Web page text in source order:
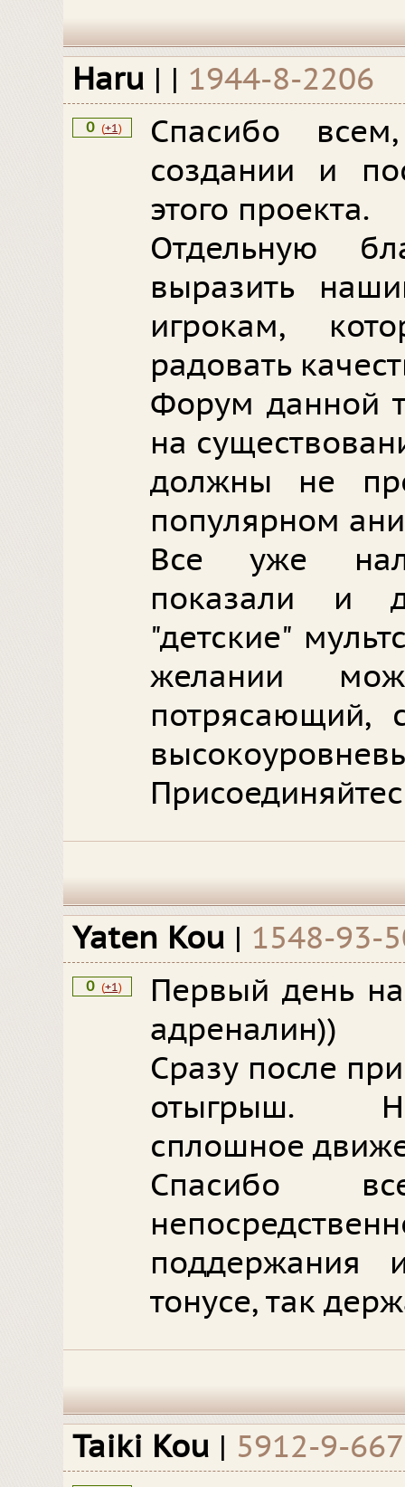
Haru | | 1944-8-2206
0 (+1)
Спасибо
создании и
этого проекта.
Отдельную
выразить
игрокам,
радовать
Форум данной
на
должны не
популярном
Все уже
показали и
"детские"
желании
потрясающий,
Yaten Kou | 1548-93-
0 (+1)
Первый день
адреналин))
Сразу после
отыгрыш.
сплошное
Спасибо
поддержания
тонусе, так
Taiki Kou | 5912-9-